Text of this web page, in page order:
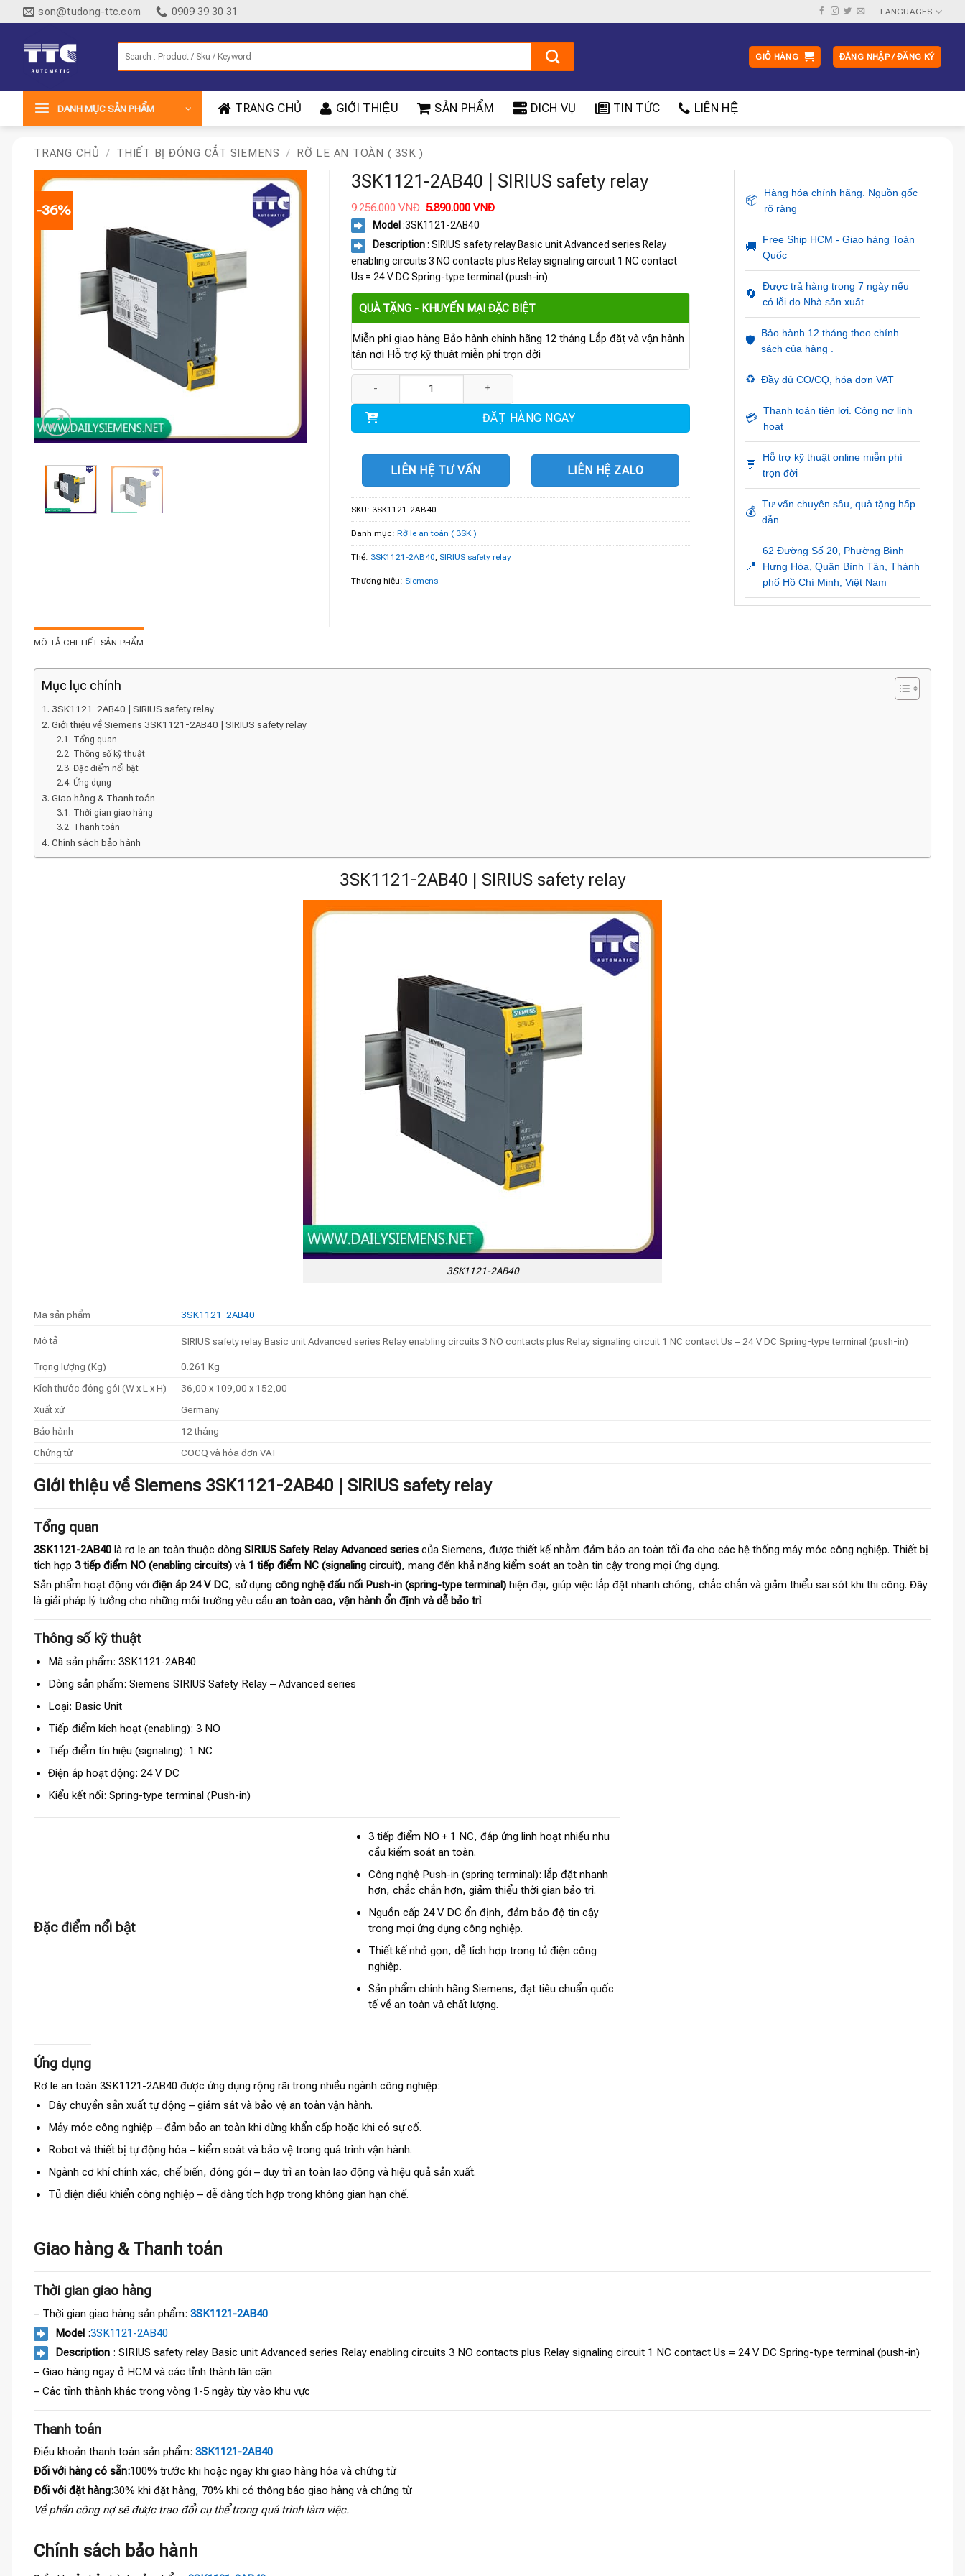
qua
son@tudong-ttc.com 0909 39 30 31 LANGUAGES
GIỎ HÀNG ĐĂNG NHẬP / ĐĂNG KÝ
DANH MỤC SẢN PHẨM TRANG CHỦ GIỚI THIỆU SẢN PHẨM DICH VỤ TIN TỨC LIÊN HỆ
TRANG CHỦ / THIẾT BỊ ĐÓNG CẮT SIEMENS / RỜ LE AN TOÀN ( 3SK )
-36%
3SK1121-2AB40 | SIRIUS safety relay
9.256.000VNĐ Giá
gốc
là:
9.256.000 VNĐ.
5.890.000VNĐGiá
là:
5.890.000 VNĐ.
Model :3SK1121-2AB40
Description: SIRIUS safety relay Basic unit Advanced series Relay
enabling circuits 3 NO contacts plus Relay signaling circuit 1 NC contact
Us = 24 V DC Spring-type terminal (push-in)
QUÀ TẶNG - KHUYẾN MẠI ĐẶC BIỆT
Miễn phí giao hàng Bảo hành chính hãng 12 tháng Lắp đặt và vận hành
tận nơi Hỗ trợ kỹ thuật miễn phí trọn đời
ĐẶT HÀNG NGAY
LIÊN HỆ TƯ VẤN LIÊN HỆ ZALO
SKU: 3SK1121-2AB40
Danh mục: Rờ le an toàn ( 3SK )
Thẻ: 3SK1121-2AB40 SIRIUS safety relay
Thương hiệu: Siemens
📦
Hàng hóa chính hãng. Nguồn gốc
rõ ràng
🚚
Free Ship HCM - Giao hàng Toàn
Quốc
🔄
Được trả hàng trong 7 ngày nếu
có lỗi do Nhà sản xuất
🛡️
Bảo hành 12 tháng theo chính
sách của hàng .
♻️ Đầy đủ CO/CQ, hóa đơn VAT
💳
Thanh toán tiện lợi. Công nợ linh
hoạt
💬
Hỗ trợ kỹ thuật online miễn phí
trọn đời
💰
Tư vấn chuyên sâu, quà tặng hấp
dẫn
📍
62 Đường Số 20, Phường Bình
Hưng Hòa, Quận Bình Tân, Thành
phố Hồ Chí Minh, Việt Nam
MÔ TẢ CHI TIẾT SẢN PHẨM
Mục lục chính
3SK1121-2AB40 | SIRIUS safety relay
Giới thiệu về Siemens 3SK1121-2AB40 | SIRIUS safety relay
Tổng quan
Thông số kỹ thuật
Đặc điểm nổi bật
Ứng dụng
Giao hàng & Thanh toán
Thời gian giao hàng
Thanh toán
Chính sách bảo hành
3SK1121-2AB40 | SIRIUS safety relay
3SK1121-2AB40
Mã sản phẩm 3SK1121-2AB40
Mô tả SIRIUS safety relay Basic unit Advanced series Relay enabling circuits 3 NO contacts plus Relay signaling circuit 1 NC contact Us = 24 V DC Spring-type terminal (push-in)
Trọng lượng (Kg)
0.261 Kg
Kích thước đóng gói (W x L x H)
36,00 x 109,00 x 152,00
Xuất xứ
Germany
Bảo hành
12 tháng
Chứng từ
COCQ và hóa đơn VAT
Giới thiệu về Siemens 3SK1121-2AB40 | SIRIUS safety relay
Tổng quan
3SK1121-2AB40 là rơ le an toàn thuộc dòng SIRIUS Safety Relay Advanced series của Siemens, được thiết kế nhằm đảm bảo an toàn tối đa cho các hệ thống máy móc công nghiệp. Thiết bị
tích hợp 3 tiếp điểm NO (enabling circuits) và 1 tiếp điểm NC (signaling circuit), mang đến khả năng kiểm soát an toàn tin cậy trong mọi ứng dụng.
Sản phẩm hoạt động với điện áp 24 V DC, sử dụng công nghệ đấu nối Push-in (spring-type terminal) hiện đại, giúp việc lắp đặt nhanh chóng, chắc chắn và giảm thiểu sai sót khi thi công. Đây
là giải pháp lý tưởng cho những môi trường yêu cầu an toàn cao, vận hành ổn định và dễ bảo trì.
Thông số kỹ thuật
Mã sản phẩm: 3SK1121-2AB40
Dòng sản phẩm: Siemens SIRIUS Safety Relay – Advanced series
Loại: Basic Unit
Tiếp điểm kích hoạt (enabling): 3 NO
Tiếp điểm tín hiệu (signaling): 1 NC
Điện áp hoạt động: 24 V DC
Kiểu kết nối: Spring-type terminal (Push-in)
Đặc điểm nổi bật
3 tiếp điểm NO + 1 NC, đáp ứng linh hoạt nhiều nhu
cầu kiểm soát an toàn.
Công nghệ Push-in (spring terminal): lắp đặt nhanh
hơn, chắc chắn hơn, giảm thiểu thời gian bảo trì.
Nguồn cấp 24 V DC ổn định, đảm bảo độ tin cậy
trong mọi ứng dụng công nghiệp.
Thiết kế nhỏ gọn, dễ tích hợp trong tủ điện công
nghiệp.
Sản phẩm chính hãng Siemens, đạt tiêu chuẩn quốc
tế về an toàn và chất lượng.
Ứng dụng
Rơ le an toàn 3SK1121-2AB40 được ứng dụng rộng rãi trong nhiều ngành công nghiệp:
Dây chuyền sản xuất tự động – giám sát và bảo vệ an toàn vận hành.
Máy móc công nghiệp – đảm bảo an toàn khi dừng khẩn cấp hoặc khi có sự cố.
Robot và thiết bị tự động hóa – kiểm soát và bảo vệ trong quá trình vận hành.
Ngành cơ khí chính xác, chế biến, đóng gói – duy trì an toàn lao động và hiệu quả sản xuất.
Tủ điện điều khiển công nghiệp – dễ dàng tích hợp trong không gian hạn chế.
Giao hàng & Thanh toán
Thời gian giao hàng
– Thời gian giao hàng sản phẩm: 3SK1121-2AB40
Model :3SK1121-2AB40
Description : SIRIUS safety relay Basic unit Advanced series Relay enabling circuits 3 NO contacts plus Relay signaling circuit 1 NC contact Us = 24 V DC Spring-type terminal (push-in)
– Giao hàng ngay ở HCM và các tỉnh thành lân cận
– Các tỉnh thành khác trong vòng 1-5 ngày tùy vào khu vực
Thanh toán
Điều khoản thanh toán sản phẩm: 3SK1121-2AB40
Đối với hàng có sẵn:100% trước khi hoặc ngay khi giao hàng hóa và chứng từ
Đối với đặt hàng:30% khi đặt hàng, 70% khi có thông báo giao hàng và chứng từ
Về phần công nợ sẽ được trao đổi cụ thể trong quá trình làm việc.
Chính sách bảo hành